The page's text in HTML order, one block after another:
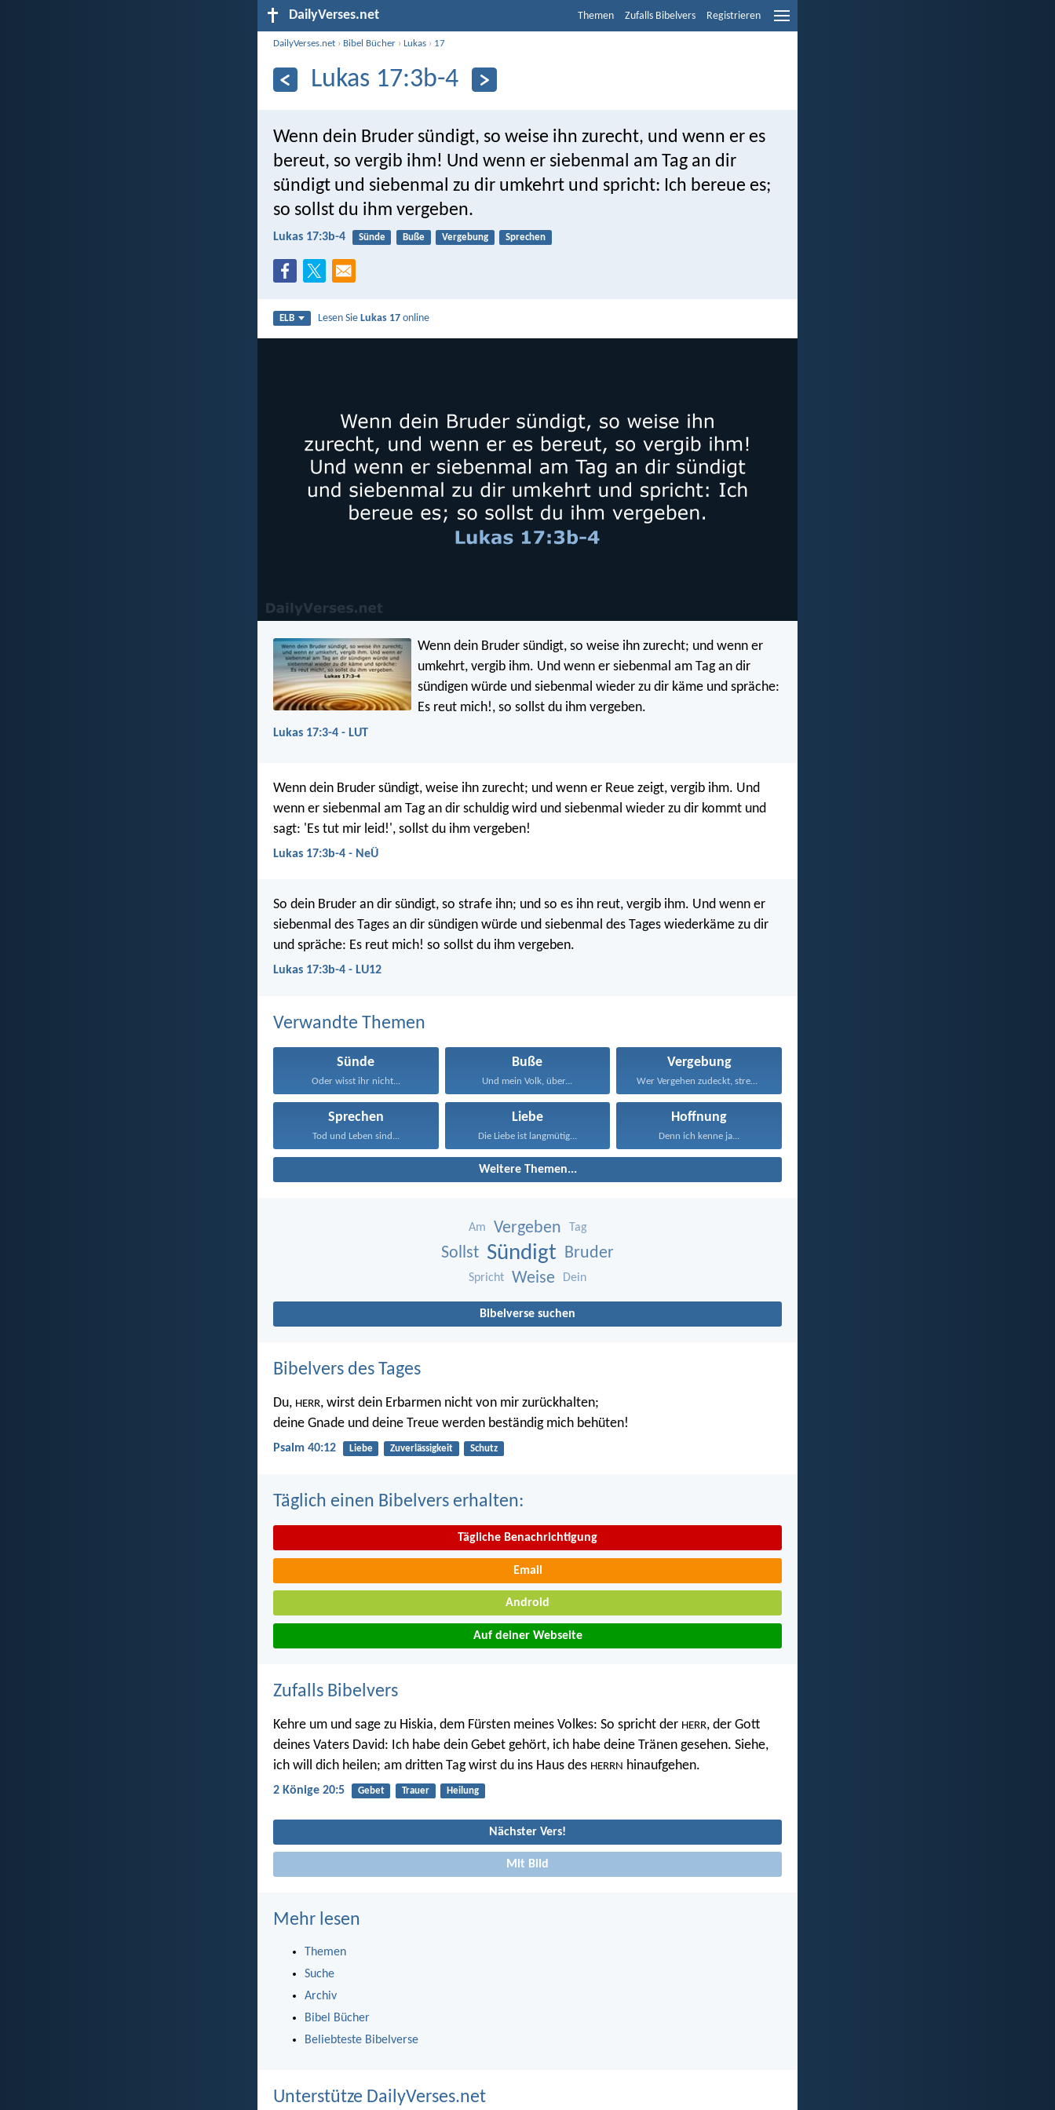
DailyVerses.net Themen Zufalls Bibelvers Registrieren
DailyVerses.net › Bibel Bücher ›Lukas › 17
Lukas 17:3b-4
Wenn dein Bruder sündigt, so weise ihn zurecht, und wenn er es
bereut, so vergib ihm! Und wenn er siebenmal am Tag an dir
sündigt und siebenmal zu dir umkehrt und spricht: Ich bereue es;
so sollst du ihm vergeben.
Lukas 17:3b-4 Sünde Buße Vergebung Sprechen
ELB Lesen SieLukas 17 online
Wenn dein Bruder sündigt, so weise ihn zurecht; und wenn er
umkehrt, vergib ihm. Und wenn er siebenmal am Tag an dir
sündigen würde und siebenmal wieder zu dir käme und spräche:
Es reut mich!, so sollst du ihm vergeben.
Lukas 17:3-4 - LUT
Wenn dein Bruder sündigt, weise ihn zurecht; und wenn er Reue zeigt, vergib ihm. Und
wenn er siebenmal am Tag an dir schuldig wird und siebenmal wieder zu dir kommt und
sagt: 'Es tut mir leid!', sollst du ihm vergeben!
Lukas 17:3b-4 - NeÜ
So dein Bruder an dir sündigt, so strafe ihn; und so es ihn reut, vergib ihm. Und wenn er
siebenmal des Tages an dir sündigen würde und siebenmal des Tages wiederkäme zu dir
und spräche: Es reut mich! so sollst du ihm vergeben.
Lukas 17:3b-4 - LU12
Verwandte Themen
Sünde
Oder wisst ihr nicht...
Buße
Und mein Volk, über...
Vergebung
Wer Vergehen zudeckt, strebt...
Sprechen
Tod und Leben sind...
Liebe
Die Liebe ist langmütig...
Hoffnung
Denn ich kenne ja...
Weitere Themen...
Am Vergeben Tag
Sollst Sündigt Bruder
Spricht Weise Dein
Bibelverse suchen
Bibelvers des Tages
Du, HERR, wirst dein Erbarmen nicht von mir zurückhalten;
deine Gnade und deine Treue werden beständig mich behüten!
Psalm 40:12 Liebe Zuverlässigkeit Schutz
Täglich einen Bibelvers erhalten:
Tägliche Benachrichtigung
Email
Android
Auf deiner Webseite
Zufalls Bibelvers
Kehre um und sage zu Hiskia, dem Fürsten meines Volkes: So spricht der HERR, der Gott
deines Vaters David: Ich habe dein Gebet gehört, ich habe deine Tränen gesehen. Siehe,
ich will dich heilen; am dritten Tag wirst du ins Haus des HERRN hinaufgehen.
2 Könige 20:5 Gebet Trauer Heilung
Nächster Vers!
Mit Bild
Mehr lesen
Themen
Suche
Archiv
Bibel Bücher
Beliebteste Bibelverse
Unterstütze DailyVerses.net